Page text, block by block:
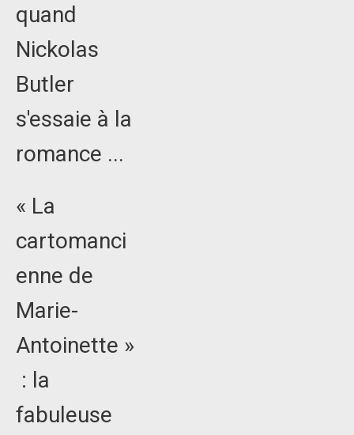
quand
Nickolas
Butler
s'essaie à la
romance ...
« La
cartomanci
enne de
Marie-
Antoinette »
: la
fabuleuse